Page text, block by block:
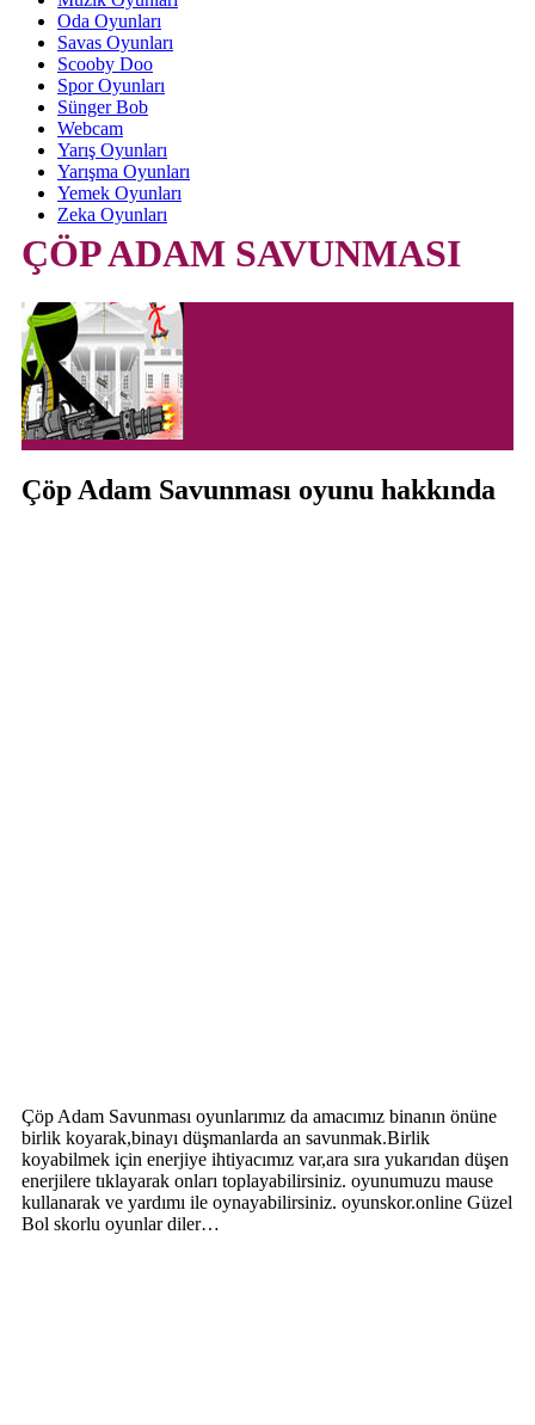
Oda Oyunları
Savas Oyunları
Scooby Doo
Spor Oyunları
Sünger Bob
Webcam
Yarış Oyunları
Yarışma Oyunları
Yemek Oyunları
Zeka Oyunları
ÇÖP ADAM SAVUNMASI
Çöp Adam Savunması oyunu hakkında
Çöp Adam Savunması oyunlarımız da amacımız binanın önüne
birlik koyarak,binayı düşmanlarda an savunmak.Birlik
koyabilmek için enerjiye ihtiyacımız var,ara sıra yukarıdan düşen
enerjilere tıklayarak onları toplayabilirsiniz. oyunumuzu mause
kullanarak ve yardımı ile oynayabilirsiniz. oyunskor.online Güzel
Bol skorlu oyunlar diler…